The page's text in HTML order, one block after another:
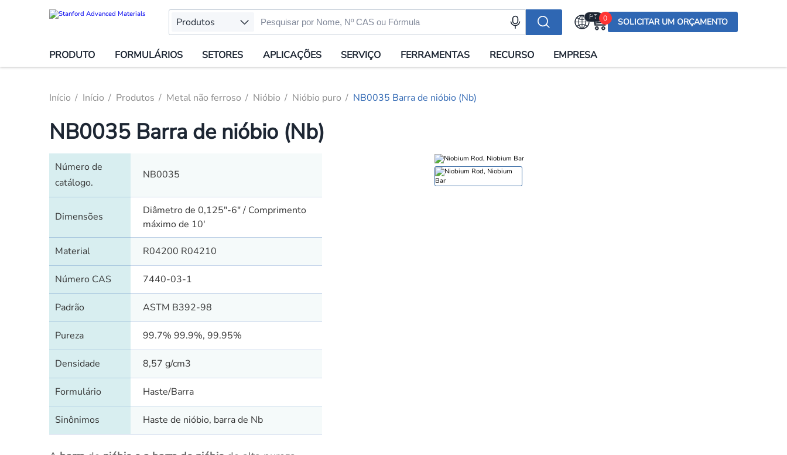
Produtos PT
English (US)
0 SOLICITAR UM ORÇAMENTO
PRODUTO FORMULÁRIOS SETORES APLICAÇÕES SERVIÇO FERRAMENTAS RECURSO EMPRESA
Início Início Produtos Metal não ferroso Nióbio Nióbio puro NB0035 Barra de nióbio (Nb)
NB0035 Barra de nióbio (Nb)
Número de
catálogo.
NB0035
Dimensões
Diâmetro de 0,125"-6" / Comprimento
máximo de 10'
Material R04200 R04210
Número CAS 7440-03-1
Padrão ASTM B392-98
Pureza 99.7% 99.9%, 99.95%
Densidade 8,57 g/cm3
Formulário Haste/Barra
Sinônimos Haste de nióbio, barra de Nb